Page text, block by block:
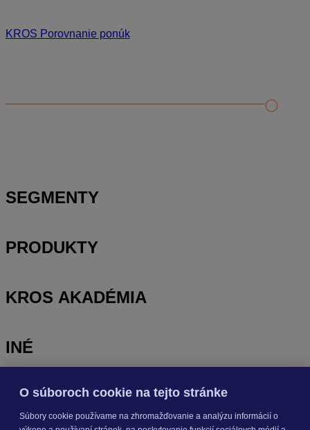
KROS Porovnanie ponúk
Nastavenie šanónov
SEGMENTY
PRODUKTY
KROS AKADÉMIA
INÉ
OdoberajteNOVINKY
O súboroch cookie na tejto stránke
Súbory cookie používame na zhromažďovanie a analýzu informácií o